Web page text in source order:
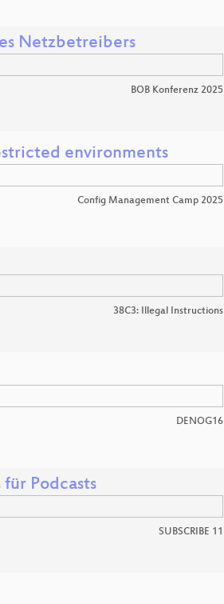
Netzbetreibers
BOB Konferenz 2025
environments
Config Management Camp 2025
38C3: Illegal Instructions
DENOG16
Podcasts
SUBSCRIBE 11